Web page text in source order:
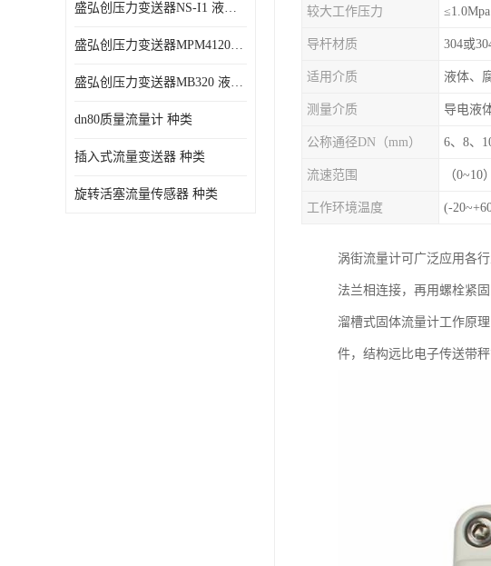
盛弘创压力变送器NS-I1 液体压力传感器负压计
盛弘创压力变送器MPM4120C 液体压力传感器负压计
盛弘创压力变送器MB320 液体压力传感器负压计
dn80质量流量计 种类
插入式流量变送器 种类
旋转活塞流量传感器 种类
较大工作压力 ≤1.0Mpa
导杆材质 304或
适用介质 液体、
测量介质 导电液
公称通径DN（mm） 6、8、
流速范围 （0~10
工作环境温度 (-
涡街流量计可广泛应用各
法兰相连接，再用螺栓紧
溜槽式固体流量计工作原
件，结构远比电子传送带